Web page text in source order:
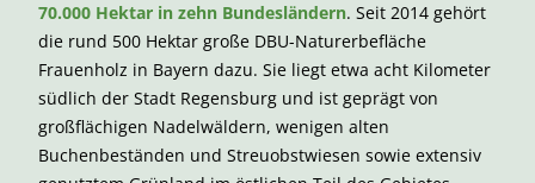
70.000 Hektar in zehn Bundesländern. Seit 2014 gehört
die rund 500 Hektar große DBU-Naturerbefläche
Frauenholz in Bayern dazu. Sie liegt etwa acht Kilometer
südlich der Stadt Regensburg und ist geprägt von
großflächigen Nadelwäldern, wenigen alten
Buchenbeständen und Streuobstwiesen sowie extensiv